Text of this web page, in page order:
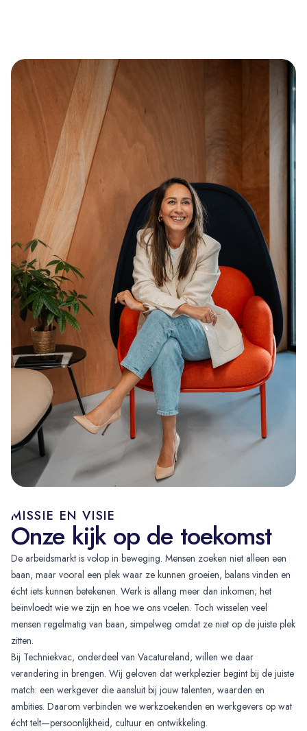
MISSIE EN VISIE
Onze kijk op de toekomst
De arbeidsmarkt is volop in beweging. Mensen zoeken niet alleen een
baan, maar vooral een plek waar ze kunnen groeien, balans vinden en
écht iets kunnen betekenen. Werk is allang meer dan inkomen; het
beïnvloedt wie we zijn en hoe we ons voelen. Toch wisselen veel
mensen regelmatig van baan, simpelweg omdat ze niet op de juiste plek
zitten.
Bij Techniekvac, onderdeel van Vacatureland, willen we daar
verandering in brengen. Wij geloven dat werkplezier begint bij de juiste
match: een werkgever die aansluit bij jouw talenten, waarden en
ambities. Daarom verbinden we werkzoekenden en werkgevers op wat
écht telt—persoonlijkheid, cultuur en ontwikkeling.